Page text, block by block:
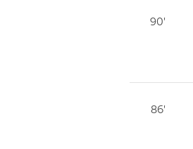
90'
86'